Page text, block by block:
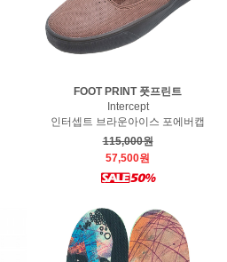
FOOT PRINT 풋프린트
Intercept
인터셉트 브라운아이스 포에버캡
115,000원
57,500원